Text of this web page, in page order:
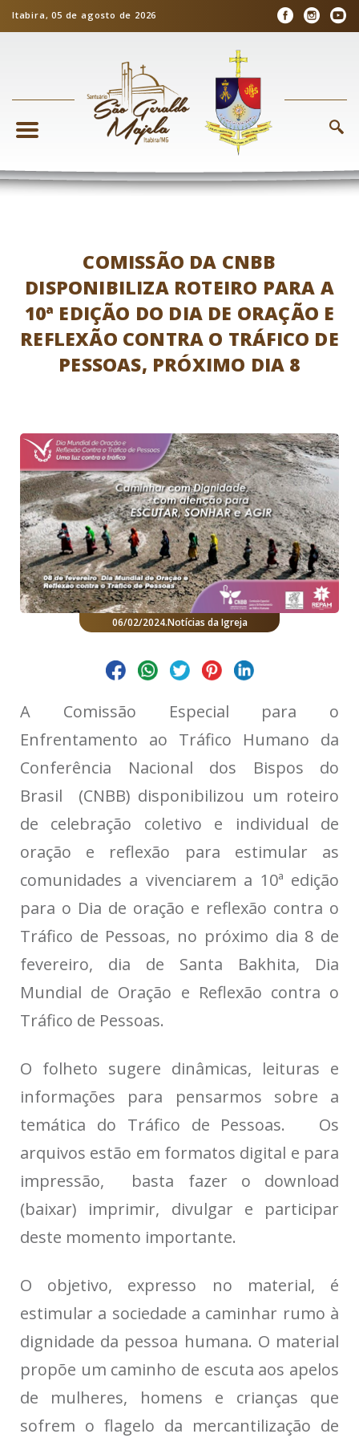
Itabira, 05 de agosto de 2026
COMISSÃO DA CNBB
DISPONIBILIZA ROTEIRO PARA A
10ª EDIÇÃO DO DIA DE ORAÇÃO E
REFLEXÃO CONTRA O TRÁFICO DE
PESSOAS, PRÓXIMO DIA 8
06/02/2024.Notícias da Igreja
A Comissão Especial para o
Enfrentamento ao Tráfico Humano da
Conferência Nacional dos Bispos do
Brasil (CNBB) disponibilizou um roteiro
de celebração coletivo e individual de
oração e reflexão para estimular as
comunidades a vivenciarem a 10ª edição
para o Dia de oração e reflexão contra o
Tráfico de Pessoas, no próximo dia 8 de
fevereiro, dia de Santa Bakhita, Dia
Mundial de Oração e Reflexão contra o
Tráfico de Pessoas.
O folheto sugere dinâmicas, leituras e
informações para pensarmos sobre a
temática do Tráfico de Pessoas. Os
arquivos estão em formatos digital e para
impressão, basta fazer o download
(baixar) imprimir, divulgar e participar
deste momento importante.
O objetivo, expresso no material, é
estimular a sociedade a caminhar rumo à
dignidade da pessoa humana. O material
propõe um caminho de escuta aos apelos
de mulheres, homens e crianças que
sofrem o flagelo da mercantilização de